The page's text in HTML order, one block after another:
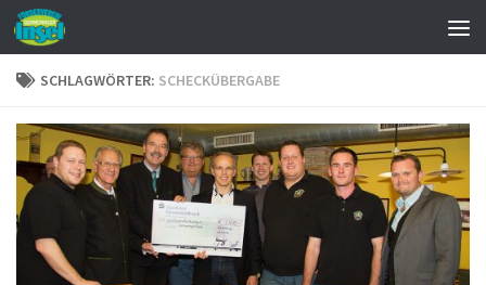
Zum Inhalt springen
SCHLAGWÖRTER: SCHECKÜBERGABE